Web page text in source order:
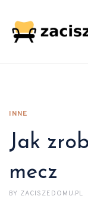
INNE
Jak
mecz
BY ZACISZEDOMU.PL